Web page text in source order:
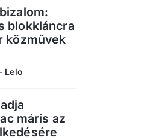
blokkláncra
közművek
Lelo
máris az